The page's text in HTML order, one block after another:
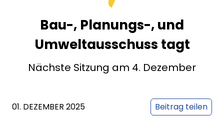
Bau-, Planungs-, und
Umweltausschuss tagt
Nächste Sitzung am 4. Dezember
01. DEZEMBER 2025 Beitrag teilen